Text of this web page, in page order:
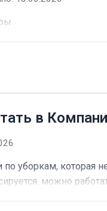
в
уборкам, которая
можно